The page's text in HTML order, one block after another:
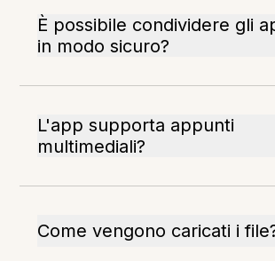
È possibile condividere gli
in modo sicuro?
L'app supporta appunti
multimediali?
Come vengono caricati i